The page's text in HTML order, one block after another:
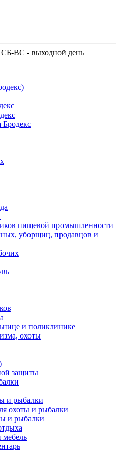
ВС - выходной день
Бродекс
пищевой промышленности
уборщиц, продавцов и
и поликлинике
охоты
защиты
и рыбалки
охоты и рыбалки
и рыбалки
мебель